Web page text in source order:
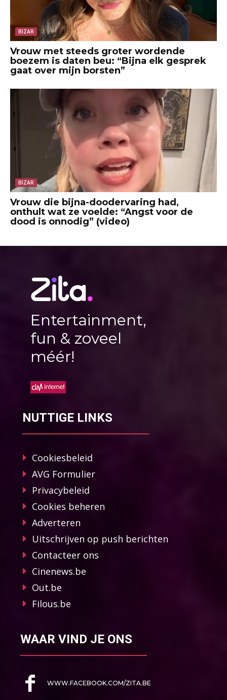
BIZAR
Vrouw met steeds groter wordende
boezem is daten beu: “Bijna elk gesprek
gaat over mijn borsten”
BIZAR
Vrouw die bijna-doodervaring had,
onthult wat ze voelde: “Angst voor de
dood is onnodig” (video)
Entertainment,
fun & zoveel
méér!
NUTTIGE LINKS
Cookiesbeleid
AVG Formulier
Privacybeleid
Cookies beheren
Adverteren
Uitschrijven op push berichten
Contacteer ons
Cinenews.be
Out.be
Filous.be
WAAR VIND JE ONS
WWW.FACEBOOK.COM/ZITA.BE